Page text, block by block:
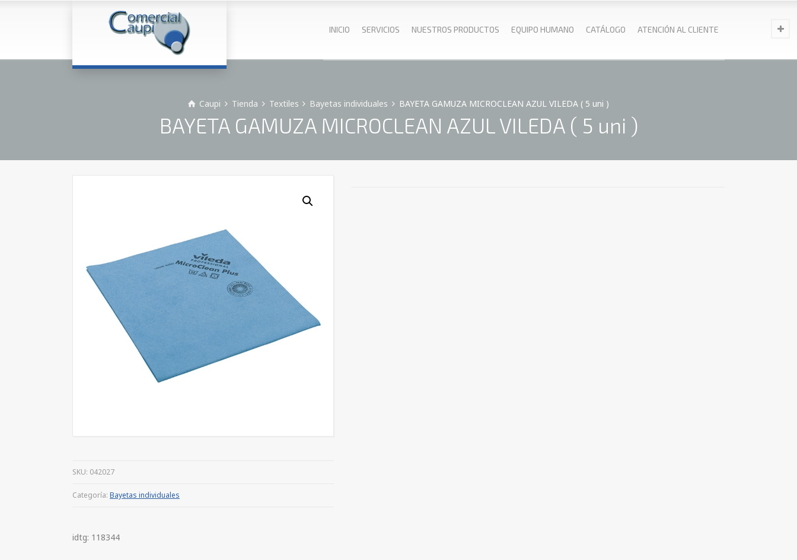
INICIO SERVICIOS NUESTROS PRODUCTOS EQUIPO HUMANO CATÁLOGO ATENCIÓN AL CLIENTE
Caupi Tienda Textiles Bayetas individuales BAYETA GAMUZA MICROCLEAN AZUL VILEDA ( 5 uni )
BAYETA GAMUZA MICROCLEAN AZUL VILEDA ( 5 uni )
SKU: 042027
Categoría: Bayetas individuales
idtg: 118344